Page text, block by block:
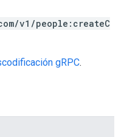
v1/people:createC
gRPC.